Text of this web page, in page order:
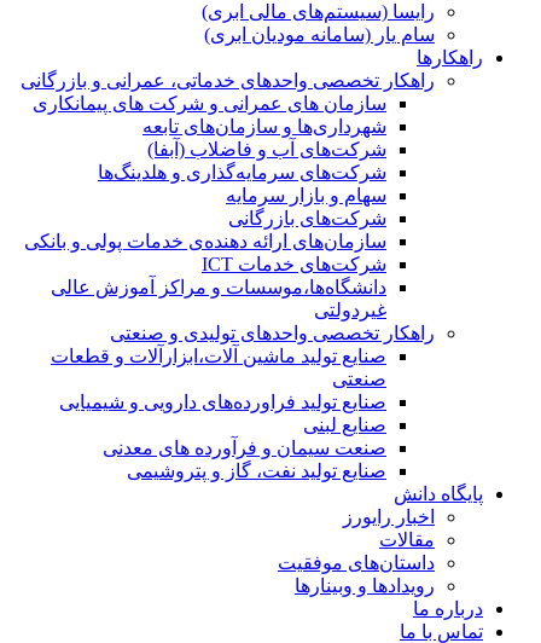
رایسا (سیستم‌های مالی ابری)
سام یار (سامانه مودیان ابری)
راهکارها
راهکار تخصصی واحدهای خدماتی، عمرانی و بازرگانی
سازمان های عمرانی و شرکت های پیمانکاری
شهرداری‌ها و سازمان‌های تابعه
شرکت‌های آب و فاضلاب (آبفا)
شرکت‌های سرمایه‌گذاری و هلدینگ‌ها
سهام و بازار سرمایه
شرکت‌های بازرگانی
سازمان‌های ارائه دهنده‌ی خدمات پولی و بانکی
شرکت‌های خدمات ICT
دانشگاه‌ها،موسسات و مراکز آموزش عالی
غیردولتی
راهکار تخصصی واحدهای تولیدی و صنعتی
صنایع توليد ماشين آلات،ابزارآلات و قطعات
صنعتی
صنایع تولید فراورده‌های دارویی و شیمیایی
صنایع لبنی
صنعت سیمان و فرآورده های معدنی
صنایع تولید نفت، گاز و پتروشيمی
پایگاه دانش
اخبار رایورز
مقالات
داستان‌های موفقیت
رویدادها و وبینارها
درباره ما
تماس با ما